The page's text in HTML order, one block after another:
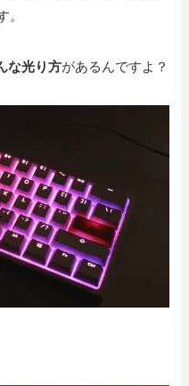
。
な光り方があるんですよ？